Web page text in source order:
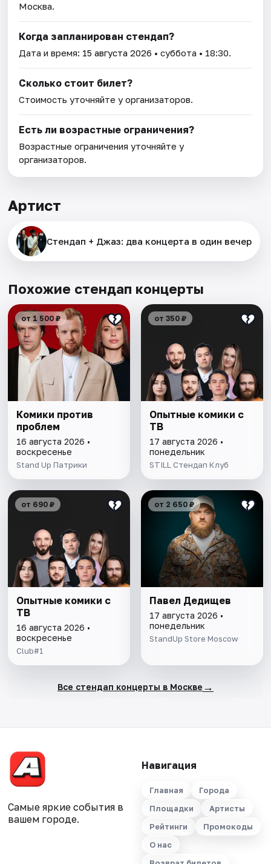
Москва.
Когда запланирован стендап?
Дата и время: 15 августа 2026 • суббота • 18:30.
Сколько стоит билет?
Стоимость уточняйте у организаторов.
Есть ли возрастные ограничения?
Возрастные ограничения уточняйте у
организаторов.
Артист
Стендап + Джаз: два концерта в один вечер
Похожие стендап концерты
от 1 500 ₽
Комики против
проблем
16 августа 2026 •
воскресенье
Stand Up Патрики
от 350 ₽
Опытные комики с
ТВ
17 августа 2026 •
понедельник
STILL Стендап Клуб
от 690 ₽
Опытные комики с
ТВ
16 августа 2026 •
воскресенье
Club#1
от 2 650 ₽
Павел Дедищев
17 августа 2026 •
понедельник
StandUp Store Moscow
Все стендап концерты в Москве →
Самые яркие события в
вашем городе.
Навигация
Главная
Города
Площадки
Артисты
Рейтинги
Промокоды
О нас